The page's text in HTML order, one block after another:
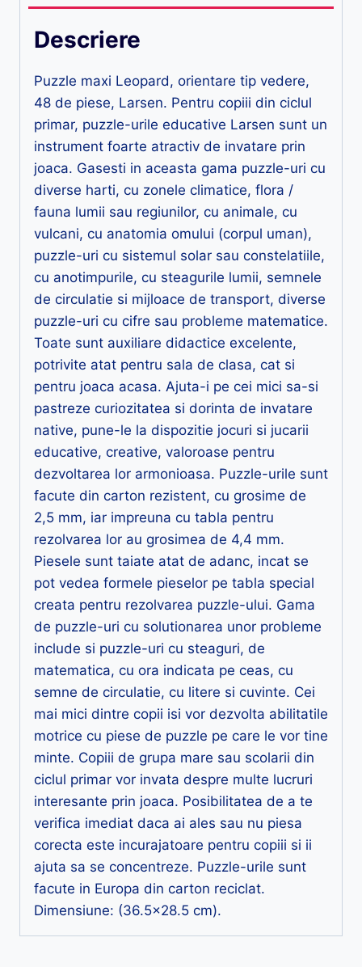
Descriere
Puzzle maxi Leopard, orientare tip vedere,
48 de piese, Larsen. Pentru copiii din ciclul
primar, puzzle-urile educative Larsen sunt un
instrument foarte atractiv de invatare prin
joaca. Gasesti in aceasta gama puzzle-uri cu
diverse harti, cu zonele climatice, flora /
fauna lumii sau regiunilor, cu animale, cu
vulcani, cu anatomia omului (corpul uman),
puzzle-uri cu sistemul solar sau constelatiile,
cu anotimpurile, cu steagurile lumii, semnele
de circulatie si mijloace de transport, diverse
puzzle-uri cu cifre sau probleme matematice.
Toate sunt auxiliare didactice excelente,
potrivite atat pentru sala de clasa, cat si
pentru joaca acasa. Ajuta-i pe cei mici sa-si
pastreze curiozitatea si dorinta de invatare
native, pune-le la dispozitie jocuri si jucarii
educative, creative, valoroase pentru
dezvoltarea lor armonioasa. Puzzle-urile sunt
facute din carton rezistent, cu grosime de
2,5 mm, iar impreuna cu tabla pentru
rezolvarea lor au grosimea de 4,4 mm.
Piesele sunt taiate atat de adanc, incat se
pot vedea formele pieselor pe tabla special
creata pentru rezolvarea puzzle-ului. Gama
de puzzle-uri cu solutionarea unor probleme
include si puzzle-uri cu steaguri, de
matematica, cu ora indicata pe ceas, cu
semne de circulatie, cu litere si cuvinte. Cei
mai mici dintre copii isi vor dezvolta abilitatile
motrice cu piese de puzzle pe care le vor tine
minte. Copiii de grupa mare sau scolarii din
ciclul primar vor invata despre multe lucruri
interesante prin joaca. Posibilitatea de a te
verifica imediat daca ai ales sau nu piesa
corecta este incurajatoare pentru copiii si ii
ajuta sa se concentreze. Puzzle-urile sunt
facute in Europa din carton reciclat.
Dimensiune: (36.5×28.5 cm).